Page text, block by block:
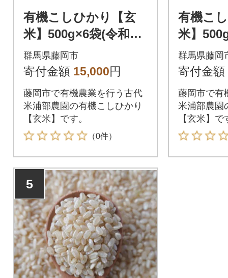
有機こしひかり【玄
米】500g×6袋(令和7
年産)
群馬県藤岡市
寄付金額 15,000円
藤岡市で有機農業を行う古代
米浦部農園の有機こしひかり
【玄米】です。
（0件）
有機こ
米】
年産)
群馬県藤岡
寄付金額
藤岡市で有
米浦部農園
【玄米】で
5